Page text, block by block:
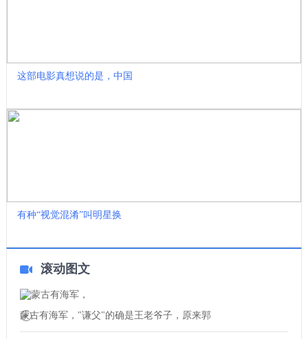
这部电影真想说的是，中国
有种“视觉混淆”叫明星换
滚动图文
蒙古有海军，"谦父"的确是王老爷子，原来郭